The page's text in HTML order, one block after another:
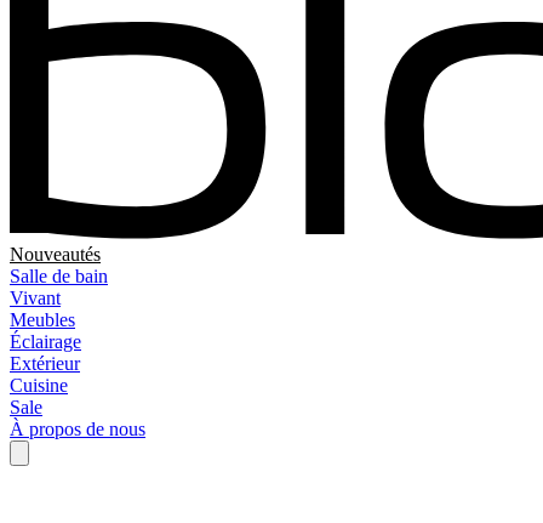
Nouveautés
Salle de bain
Vivant
Meubles
Éclairage
Extérieur
Cuisine
Sale
À propos de nous